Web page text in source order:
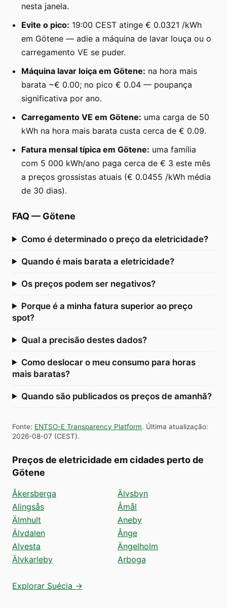
nesta janela.
Evite o pico: 19:00 CEST atinge € 0.0321 /kWh
em Götene — adie a máquina de lavar louça ou o
carregamento VE se puder.
Máquina lavar loiça em Götene: na hora mais
barata ~€ 0.00; no pico € 0.04 — poupança
significativa por ano.
Carregamento VE em Götene: uma carga de 50
kWh na hora mais barata custa cerca de € 0.09.
Fatura mensal típica em Götene: uma família
com 5 000 kWh/ano paga cerca de € 3 este mês
a preços grossistas atuais (€ 0.0455 /kWh média
de 30 dias).
FAQ — Götene
Como é determinado o preço da eletricidade?
Quando é mais barata a eletricidade?
Os preços podem ser negativos?
Porque é a minha fatura superior ao preço
spot?
Qual a precisão destes dados?
Como deslocar o meu consumo para horas
mais baratas?
Quando são publicados os preços de amanhã?
Fonte: ENTSO-E Transparency Platform. Última atualização:
2026-08-07 (CEST).
Preços de eletricidade em cidades perto de
Götene
Åkersberga
Alingsås
Älmhult
Älvdalen
Alvesta
Älvkarleby
Älvsbyn
Åmål
Aneby
Ånge
Ängelholm
Arboga
Explorar Suécia →